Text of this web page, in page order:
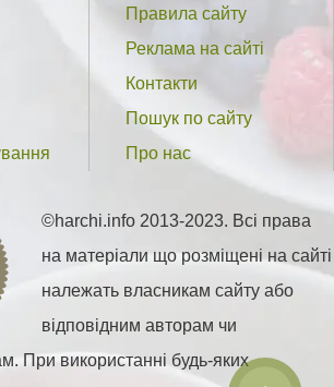
Правила сайту
Реклама на сайті
Контакти
Пошук по сайту
Про нас
©harchi.info 2013-2023. Всі права
на матеріали що розміщені на сайті
належать власникам сайту або
відповідним авторам чи
При використанні будь-яких